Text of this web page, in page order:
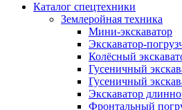
Каталог спецтехники
Землеройная техника
Мини-экскаватор
Экскаватор-
Колёсный
Гусеничный
Гусеничный
Экскаватор
Фронтальный